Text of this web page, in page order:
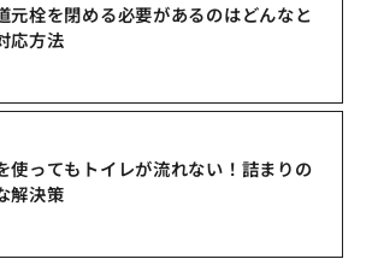
元栓を閉める必要があるのはどんなと
応方法
使ってもトイレが流れない！詰まりの
解決策